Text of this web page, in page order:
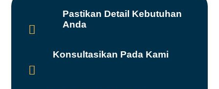

Pastikan Detail Kebutuhan
Anda

Konsultasikan Pada Kami